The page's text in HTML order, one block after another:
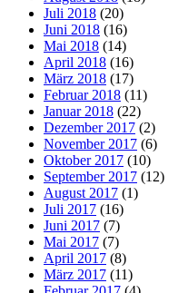
Juli 2018 (20)
Juni 2018 (16)
Mai 2018 (14)
April 2018 (16)
März 2018 (17)
Februar 2018 (11)
Januar 2018 (22)
Dezember 2017 (2)
November 2017 (6)
Oktober 2017 (10)
September 2017 (12)
August 2017 (1)
Juli 2017 (16)
Juni 2017 (7)
Mai 2017 (7)
April 2017 (8)
März 2017 (11)